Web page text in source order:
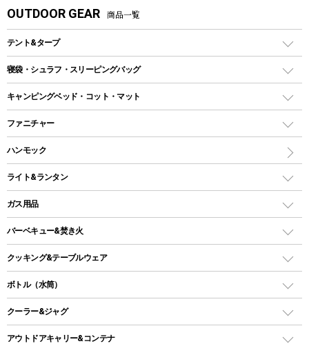
OUTDOOR GEAR 商品一覧
テント&タープ
テント
ツールームテント
ワンポールテント
シェルターテント
ロッジ型・オリジナルテント
タープ
スクエアタープ（レクタタープ）
メッシュタープ
自立式タープ
寝袋・シュラフ・スリーピングバッグ
レクタングラー型（封筒型）シュラフ
インナーシュラフ
キャンピングベッド・コット・マット
キャンピングベッド・コット
インフレータブルマット
ファニチャー
アウトドアテーブル
レジャーシート
ハンモック
ライト&ランタン
LEDランタン
ガスランタン
オイルランタン
LEDライト
ヘッドライト
キャンドル
ガス用品
ガスバーナー
ガス缶
ガストーチ、ライター
バーベキュー&焚き火
バーベキューコンロ、グリル
焚き火台タイプ（ロースタイル）グリル
卓上タイプグリル
パーティータイプグリル
クッキング&テーブルウェア
ダッチオーブン
ホットサンドメーカー
ボトル（水筒）
ステンレスボトル
クーラー&ジャグ
クーラーボックス
アウトドアキャリー&コンテナ